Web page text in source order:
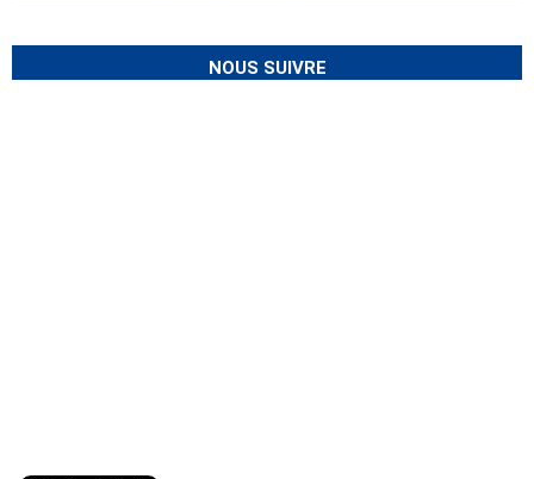
NOUS SUIVRE